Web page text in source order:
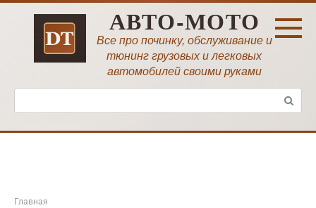
Перейти
АВТО-МОТО
Все про починку, обслуживание и
тюнинг грузовых и легковых
автомобилей своими руками
Поиск:
Главная